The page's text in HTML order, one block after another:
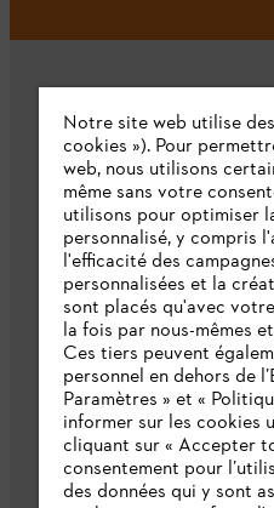
Qui
Notre site web utilise
cookies »). Pour
web, nous utilisons
même sans votre
utilisons pour optimiser
personnalisé, y compris
l'efficacité des
personnalisées et la
sont placés qu'avec
la fois par nous-mêmes
Ces tiers peuvent
personnel en dehors de
Paramètres » et «
informer sur les cookies
cliquant sur « Accepter
consentement pour
des données qui y sont